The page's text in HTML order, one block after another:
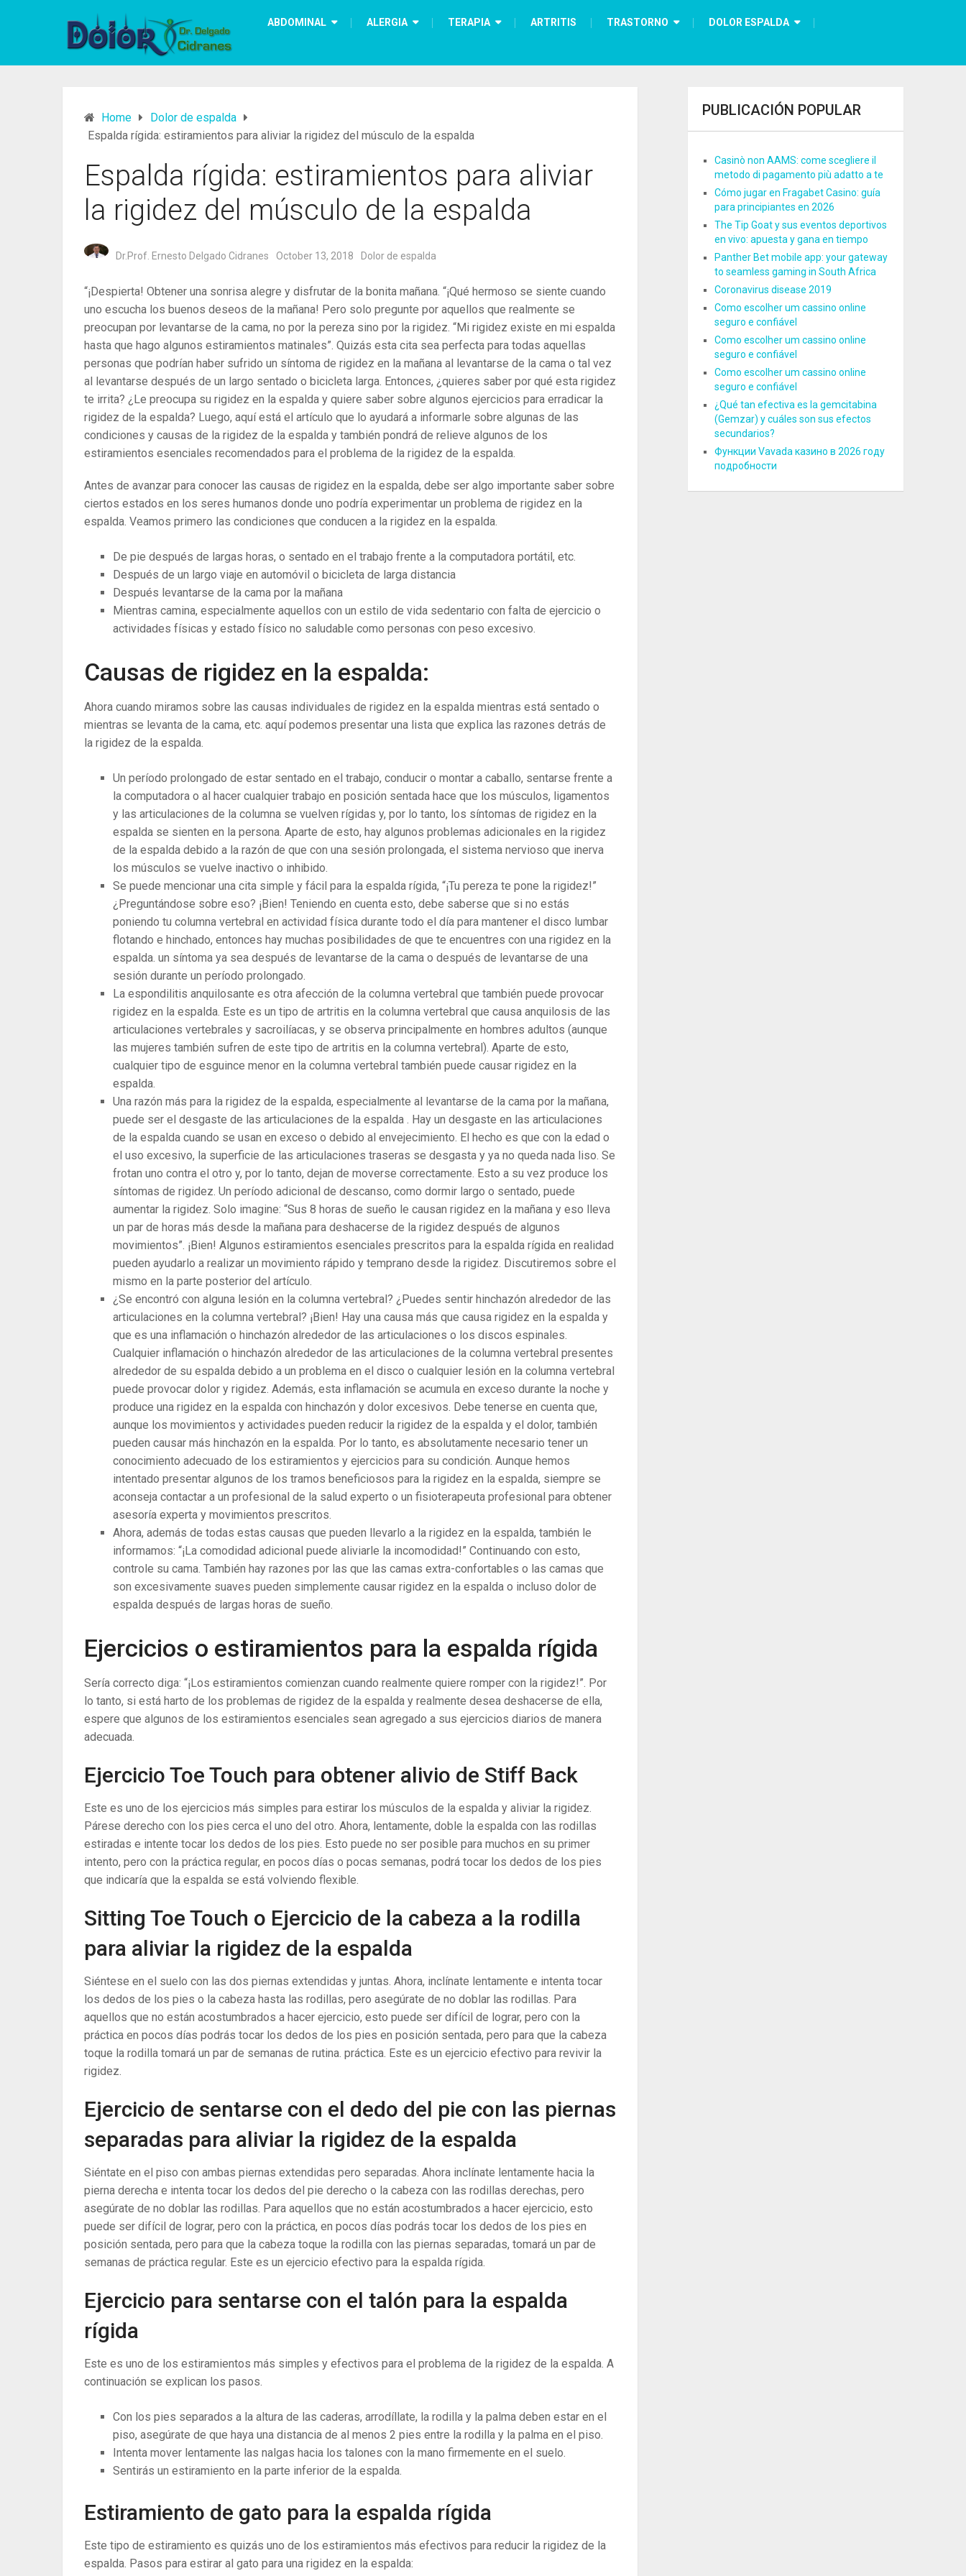
ABDOMINAL ALERGIA TERAPIA ARTRITIS TRASTORNO DOLOR ESPALDA
Home
Dolor de espalda
Espalda rígida: estiramientos para aliviar la rigidez del músculo de la espalda
Espalda rígida: estiramientos para aliviar
la rigidez del músculo de la espalda
Dr.Prof. Ernesto Delgado Cidranes October 13, 2018 Dolor de espalda
“¡Despierta! Obtener una sonrisa alegre y disfrutar de la bonita mañana. “¡Qué hermoso se siente cuando
uno escucha los buenos deseos de la mañana! Pero solo pregunte por aquellos que realmente se
preocupan por levantarse de la cama, no por la pereza sino por la rigidez. “Mi rigidez existe en mi espalda
hasta que hago algunos estiramientos matinales”. Quizás esta cita sea perfecta para todas aquellas
personas que podrían haber sufrido un síntoma de rigidez en la mañana al levantarse de la cama o tal vez
al levantarse después de un largo sentado o bicicleta larga. Entonces, ¿quieres saber por qué esta rigidez
te irrita? ¿Le preocupa su rigidez en la espalda y quiere saber sobre algunos ejercicios para erradicar la
rigidez de la espalda? Luego, aquí está el artículo que lo ayudará a informarle sobre algunas de las
condiciones y causas de la rigidez de la espalda y también pondrá de relieve algunos de los
estiramientos esenciales recomendados para el problema de la rigidez de la espalda.
Antes de avanzar para conocer las causas de rigidez en la espalda, debe ser algo importante saber sobre
ciertos estados en los seres humanos donde uno podría experimentar un problema de rigidez en la
espalda. Veamos primero las condiciones que conducen a la rigidez en la espalda.
De pie después de largas horas, o sentado en el trabajo frente a la computadora portátil, etc.
Después de un largo viaje en automóvil o bicicleta de larga distancia
Después levantarse de la cama por la mañana
Mientras camina, especialmente aquellos con un estilo de vida sedentario con falta de ejercicio o
actividades físicas y estado físico no saludable como personas con peso excesivo.
Causas de rigidez en la espalda:
Ahora cuando miramos sobre las causas individuales de rigidez en la espalda mientras está sentado o
mientras se levanta de la cama, etc. aquí podemos presentar una lista que explica las razones detrás de
la rigidez de la espalda.
Un período prolongado de estar sentado en el trabajo, conducir o montar a caballo, sentarse frente a
la computadora o al hacer cualquier trabajo en posición sentada hace que los músculos, ligamentos
y las articulaciones de la columna se vuelven rígidas y, por lo tanto, los síntomas de rigidez en la
espalda se sienten en la persona. Aparte de esto, hay algunos problemas adicionales en la rigidez
de la espalda debido a la razón de que con una sesión prolongada, el sistema nervioso que inerva
los músculos se vuelve inactivo o inhibido.
Se puede mencionar una cita simple y fácil para la espalda rígida, “¡Tu pereza te pone la rigidez!”
¿Preguntándose sobre eso? ¡Bien! Teniendo en cuenta esto, debe saberse que si no estás
poniendo tu columna vertebral en actividad física durante todo el día para mantener el disco lumbar
flotando e hinchado, entonces hay muchas posibilidades de que te encuentres con una rigidez en la
espalda. un síntoma ya sea después de levantarse de la cama o después de levantarse de una
sesión durante un período prolongado.
La espondilitis anquilosante es otra afección de la columna vertebral que también puede provocar
rigidez en la espalda. Este es un tipo de artritis en la columna vertebral que causa anquilosis de las
articulaciones vertebrales y sacroilíacas, y se observa principalmente en hombres adultos (aunque
las mujeres también sufren de este tipo de artritis en la columna vertebral). Aparte de esto,
cualquier tipo de esguince menor en la columna vertebral también puede causar rigidez en la
espalda.
Una razón más para la rigidez de la espalda, especialmente al levantarse de la cama por la mañana,
puede ser el desgaste de las articulaciones de la espalda . Hay un desgaste en las articulaciones
de la espalda cuando se usan en exceso o debido al envejecimiento. El hecho es que con la edad o
el uso excesivo, la superficie de las articulaciones traseras se desgasta y ya no queda nada liso. Se
frotan uno contra el otro y, por lo tanto, dejan de moverse correctamente. Esto a su vez produce los
síntomas de rigidez. Un período adicional de descanso, como dormir largo o sentado, puede
aumentar la rigidez. Solo imagine: “Sus 8 horas de sueño le causan rigidez en la mañana y eso lleva
un par de horas más desde la mañana para deshacerse de la rigidez después de algunos
movimientos”. ¡Bien! Algunos estiramientos esenciales prescritos para la espalda rígida en realidad
pueden ayudarlo a realizar un movimiento rápido y temprano desde la rigidez. Discutiremos sobre el
mismo en la parte posterior del artículo.
¿Se encontró con alguna lesión en la columna vertebral? ¿Puedes sentir hinchazón alrededor de las
articulaciones en la columna vertebral? ¡Bien! Hay una causa más que causa rigidez en la espalda y
que es una inflamación o hinchazón alrededor de las articulaciones o los discos espinales.
Cualquier inflamación o hinchazón alrededor de las articulaciones de la columna vertebral presentes
alrededor de su espalda debido a un problema en el disco o cualquier lesión en la columna vertebral
puede provocar dolor y rigidez. Además, esta inflamación se acumula en exceso durante la noche y
produce una rigidez en la espalda con hinchazón y dolor excesivos. Debe tenerse en cuenta que,
aunque los movimientos y actividades pueden reducir la rigidez de la espalda y el dolor, también
pueden causar más hinchazón en la espalda. Por lo tanto, es absolutamente necesario tener un
conocimiento adecuado de los estiramientos y ejercicios para su condición. Aunque hemos
intentado presentar algunos de los tramos beneficiosos para la rigidez en la espalda, siempre se
aconseja contactar a un profesional de la salud experto o un fisioterapeuta profesional para obtener
asesoría experta y movimientos prescritos.
Ahora, además de todas estas causas que pueden llevarlo a la rigidez en la espalda, también le
informamos: “¡La comodidad adicional puede aliviarle la incomodidad!” Continuando con esto,
controle su cama. También hay razones por las que las camas extra-confortables o las camas que
son excesivamente suaves pueden simplemente causar rigidez en la espalda o incluso dolor de
espalda después de largas horas de sueño.
Ejercicios o estiramientos para la espalda rígida
Sería correcto diga: “¡Los estiramientos comienzan cuando realmente quiere romper con la rigidez!”. Por
lo tanto, si está harto de los problemas de rigidez de la espalda y realmente desea deshacerse de ella,
espere que algunos de los estiramientos esenciales sean agregado a sus ejercicios diarios de manera
adecuada.
Ejercicio Toe Touch para obtener alivio de Stiff Back
Este es uno de los ejercicios más simples para estirar los músculos de la espalda y aliviar la rigidez.
Párese derecho con los pies cerca el uno del otro. Ahora, lentamente, doble la espalda con las rodillas
estiradas e intente tocar los dedos de los pies. Esto puede no ser posible para muchos en su primer
intento, pero con la práctica regular, en pocos días o pocas semanas, podrá tocar los dedos de los pies
que indicaría que la espalda se está volviendo flexible.
Sitting Toe Touch o Ejercicio de la cabeza a la rodilla
para aliviar la rigidez de la espalda
Siéntese en el suelo con las dos piernas extendidas y juntas. Ahora, inclínate lentamente e intenta tocar
los dedos de los pies o la cabeza hasta las rodillas, pero asegúrate de no doblar las rodillas. Para
aquellos que no están acostumbrados a hacer ejercicio, esto puede ser difícil de lograr, pero con la
práctica en pocos días podrás tocar los dedos de los pies en posición sentada, pero para que la cabeza
toque la rodilla tomará un par de semanas de rutina. práctica. Este es un ejercicio efectivo para revivir la
rigidez.
Ejercicio de sentarse con el dedo del pie con las piernas
separadas para aliviar la rigidez de la espalda
Siéntate en el piso con ambas piernas extendidas pero separadas. Ahora inclínate lentamente hacia la
pierna derecha e intenta tocar los dedos del pie derecho o la cabeza con las rodillas derechas, pero
asegúrate de no doblar las rodillas. Para aquellos que no están acostumbrados a hacer ejercicio, esto
puede ser difícil de lograr, pero con la práctica, en pocos días podrás tocar los dedos de los pies en
posición sentada, pero para que la cabeza toque la rodilla con las piernas separadas, tomará un par de
semanas de práctica regular. Este es un ejercicio efectivo para la espalda rígida.
Ejercicio para sentarse con el talón para la espalda
rígida
Este es uno de los estiramientos más simples y efectivos para el problema de la rigidez de la espalda. A
continuación se explican los pasos.
Con los pies separados a la altura de las caderas, arrodíllate, la rodilla y la palma deben estar en el
piso, asegúrate de que haya una distancia de al menos 2 pies entre la rodilla y la palma en el piso.
Intenta mover lentamente las nalgas hacia los talones con la mano firmemente en el suelo.
Sentirás un estiramiento en la parte inferior de la espalda.
Estiramiento de gato para la espalda rígida
Este tipo de estiramiento es quizás uno de los estiramientos más efectivos para reducir la rigidez de la
espalda. Pasos para estirar al gato para una rigidez en la espalda:
PUBLICACIÓN POPULAR
Casinò non AAMS: come scegliere il
metodo di pagamento più adatto a te
Cómo jugar en Fragabet Casino: guía
para principiantes en 2026
The Tip Goat y sus eventos deportivos
en vivo: apuesta y gana en tiempo
Panther Bet mobile app: your gateway
to seamless gaming in South Africa
Coronavirus disease 2019
Como escolher um cassino online
seguro e confiável
Como escolher um cassino online
seguro e confiável
Como escolher um cassino online
seguro e confiável
¿Qué tan efectiva es la gemcitabina
(Gemzar) y cuáles son sus efectos
secundarios?
Функции Vavada казино в 2026 году
подробности